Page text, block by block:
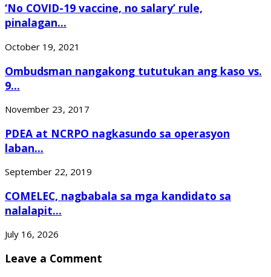
‘No COVID-19 vaccine, no salary’ rule,
pinalagan...
October 19, 2021
Ombudsman nangakong tututukan ang kaso vs.
9...
November 23, 2017
PDEA at NCRPO nagkasundo sa operasyon
laban...
September 22, 2019
COMELEC, nagbabala sa mga kandidato sa
nalalapit...
July 16, 2026
Leave a Comment